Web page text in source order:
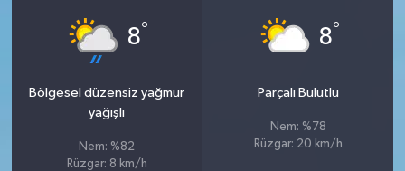
8°
Bölgesel düzensiz yağmur
yağışlı
Nem: %82
Rüzgar: 8 km/h
8°
Parçalı Bulutlu
Nem: %78
Rüzgar: 20 km/h